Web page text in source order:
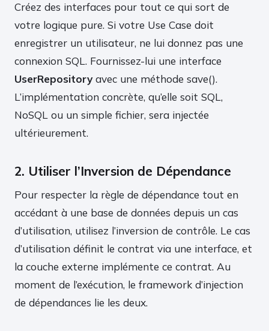
Créez des interfaces pour tout ce qui sort de
votre logique pure. Si votre Use Case doit
enregistrer un utilisateur, ne lui donnez pas une
connexion SQL. Fournissez-lui une interface
UserRepositoryavec une méthode save().
L’implémentation concrète, qu’elle soit SQL,
NoSQL ou un simple fichier, sera injectée
ultérieurement.
2. Utiliser l’Inversion de Dépendance
Pour respecter la règle de dépendance tout en
accédant à une base de données depuis un cas
d’utilisation, utilisez l’inversion de contrôle. Le cas
d’utilisation définit le contrat via une interface, et
la couche externe implémente ce contrat. Au
moment de l’exécution, le framework d’injection
de dépendances lie les deux.